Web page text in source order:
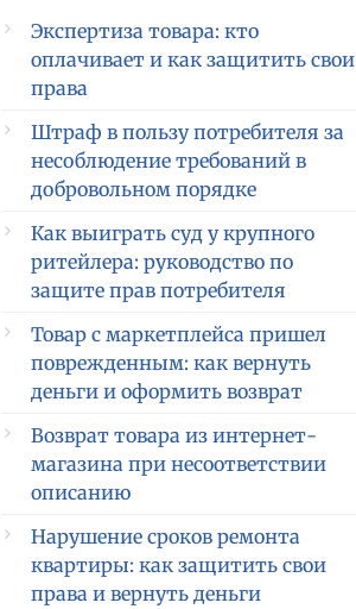
Экспертиза товара: кто
оплачивает и как защитить свои
права
Штраф в пользу потребителя за
несоблюдение требований в
добровольном порядке
Как выиграть суд у крупного
ритейлера: руководство по
защите прав потребителя
Товар с маркетплейса пришел
поврежденным: как вернуть
деньги и оформить возврат
Возврат товара из интернет-
магазина при несоответствии
описанию
Нарушение сроков ремонта
квартиры: как защитить свои
права и вернуть деньги